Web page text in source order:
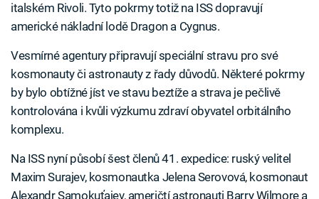
italském Rivoli. Tyto pokrmy totiž na ISS dopravují
americké nákladní lodě Dragon a Cygnus.
Vesmírné agentury připravují speciální stravu pro své
kosmonauty či astronauty z řady důvodů. Některé pokrmy
by bylo obtížné jíst ve stavu beztíže a strava je pečlivě
kontrolována i kvůli výzkumu zdraví obyvatel orbitálního
komplexu.
Na ISS nyní působí šest členů 41. expedice: ruský velitel
Maxim Surajev, kosmonautka Jelena Serovová, kosmonaut
Alexandr Samokuťajev, američtí astronauti Barry Wilmore a